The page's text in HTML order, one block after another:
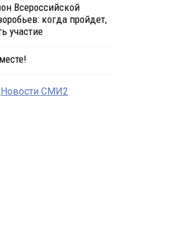
Всероссийской
когда пройдет,
участие
Новости СМИ2